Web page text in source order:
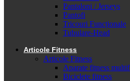
Pantaloni / Jerseys
Pantofi
Tricouri Funcționale
Tubulare-Head
Articole Fitness
Articole Fitness
Aparate fitness
Biciclete fitness